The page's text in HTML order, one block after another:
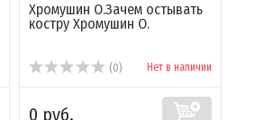
Хромушин О.Зачем остывать
костру Хромушин О.
(0) Нет в наличии
0 руб.